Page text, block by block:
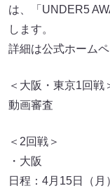
は、「UNDER5
します。
詳細は公式ホーム
＜大阪・東京1回戦
動画審査
＜2回戦＞
・大阪
日程：4月15日（月